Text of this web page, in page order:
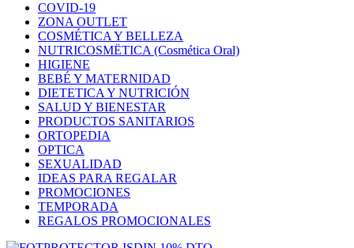
COVID-19
ZONA OUTLET
COSMÉTICA Y BELLEZA
NUTRICOSMËTICA (Cosmética Oral)
HIGIENE
BEBÉ Y MATERNIDAD
DIETETICA Y NUTRICIÓN
SALUD Y BIENESTAR
PRODUCTOS SANITARIOS
ORTOPEDIA
OPTICA
SEXUALIDAD
IDEAS PARA REGALAR
PROMOCIONES
TEMPORADA
REGALOS PROMOCIONALES